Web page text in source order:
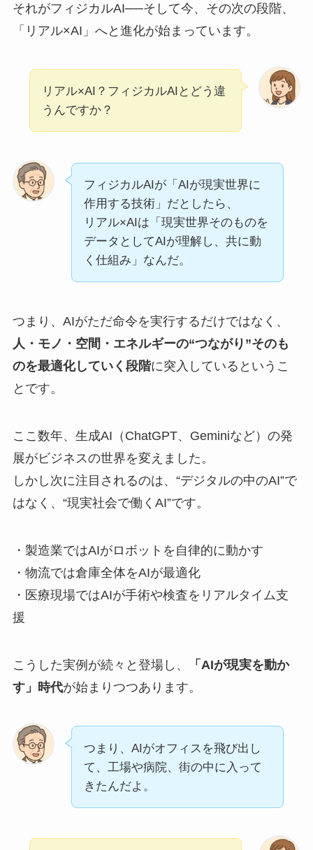
それがフィジカルAI──そして今、その次の段階、
「リアル×AI」へと進化が始まっています。
リアル×AI？フィジカルAIとどう違
うんですか？
フィジカルAIが「AIが現実世界に
作用する技術」だとしたら、
リアル×AIは「現実世界そのものを
データとしてAIが理解し、共に動
く仕組み」なんだ。
つまり、AIがただ命令を実行するだけではなく、
人・モノ・空間・エネルギーの“つながり”そのも
のを最適化していく段階に突入しているというこ
とです。
ここ数年、生成AI（ChatGPT、Geminiなど）の発
展がビジネスの世界を変えました。
しかし次に注目されるのは、“デジタルの中のAI”で
はなく、“現実社会で働くAI”です。
・製造業ではAIがロボットを自律的に動かす
・物流では倉庫全体をAIが最適化
・医療現場ではAIが手術や検査をリアルタイム支
援
こうした実例が続々と登場し、
「AIが現実を動か
す」時代が始まりつつあります。
つまり、AIがオフィスを飛び出し
て、工場や病院、街の中に入って
きたんだよ。